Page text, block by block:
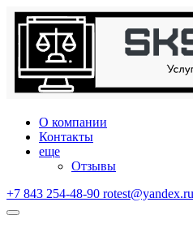
О компании
Контакты
еще
Отзывы
+7 843 254-48-90 rotest@yandex.ru